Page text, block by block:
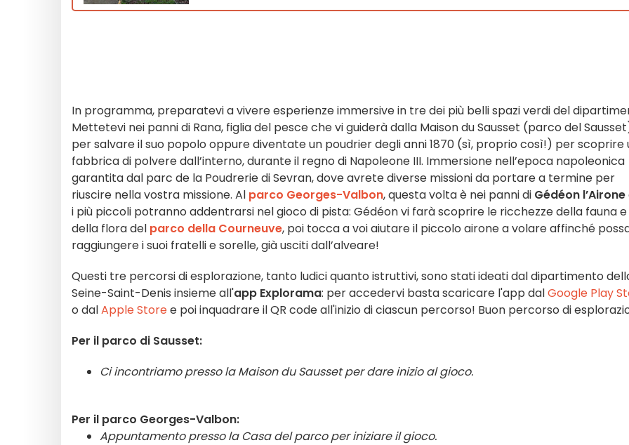
In programma, preparatevi a vivere esperienze immersive in tre dei più belli spazi verdi del
Mettetevi nei panni di Rana, figlia del pesce che vi guiderà dalla Maison du Sausset (parco del
per salvare il suo popolo oppure diventate un poudrier degli anni 1870 (sì, proprio così!) per scoprire
fabbrica di polvere dall’interno, durante il regno di Napoleone III. Immersione nell’epoca napoleonica
garantita dal parc de la Poudrerie di Sevran, dove avrete diverse missioni da portare a termine per
riuscire nella vostra missione. Al parco Georges-Valbon, questa volta è nei panni di Gédéon l’Airone
i più piccoli potranno addentrarsi nel gioco di pista: Gédéon vi farà scoprire le ricchezze della fauna e
della flora del parco della Courneuve, poi tocca a voi aiutare il piccolo airone a volare affinché
raggiungere i suoi fratelli e sorelle, già usciti dall’alveare!
Questi tre percorsi di esplorazione, tanto ludici quanto istruttivi, sono stati ideati dal dipartimento
Seine-Saint-Denis insieme all'app Explorama: per accedervi basta scaricare l'app dalGoogle Play
o dalApple Storee poi inquadrare il QR code all'inizio di ciascun percorso! Buon percorso di
Per il parco di Sausset:
Ci incontriamo presso la Maison du Sausset per dare inizio al gioco.
Per il parco Georges-Valbon:
Appuntamento presso la Casa del parco per iniziare il gioco.